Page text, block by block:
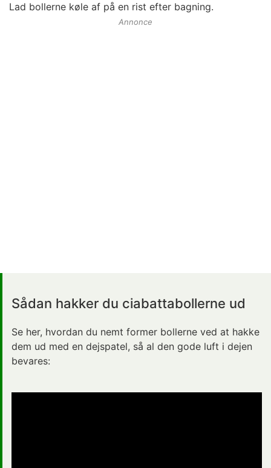
Lad bollerne køle af på en rist efter bagning.
Annonce
Sådan hakker du ciabattabollerne ud
Se her, hvordan du nemt former bollerne ved at hakke
dem ud med en dejspatel, så al den gode luft i dejen
bevares: